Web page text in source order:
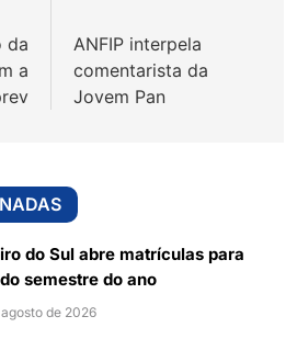
da
a
ANFIP interpela
comentarista da
Jovem Pan
do Sul abre matrículas para
semestre do ano
de 2026